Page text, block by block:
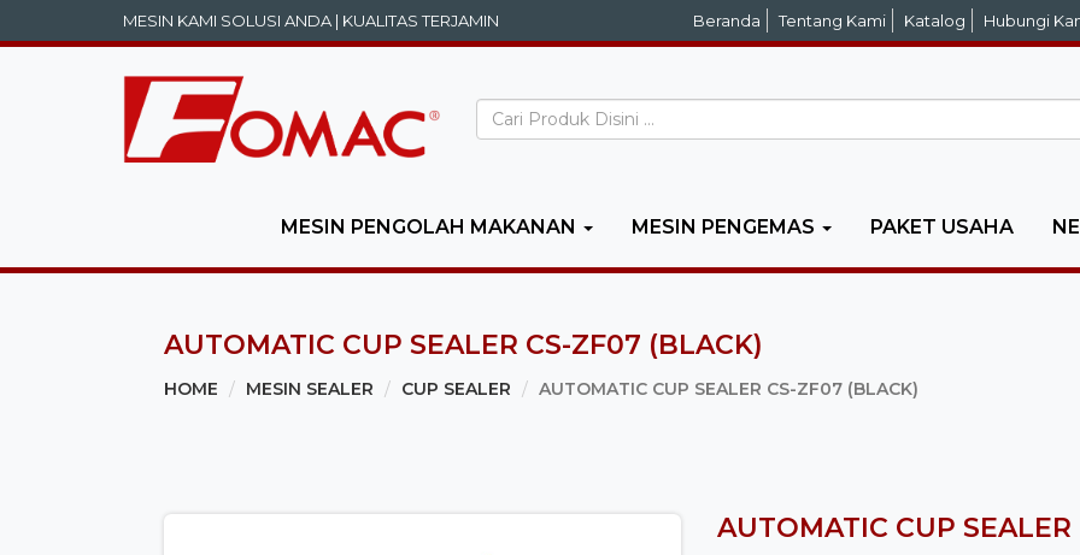
MESIN KAMI SOLUSI ANDA | KUALITAS TERJAMIN Beranda Tentang Kami Katalog Hubungi
MESIN PENGOLAH MAKANAN MESIN PENGEMAS PAKET USAHA
AUTOMATIC CUP SEALER CS-ZF07 (BLACK)
HOME MESIN SEALER CUP SEALER AUTOMATIC CUP SEALER CS-ZF07 (BLACK)
AUTOMATIC CUP